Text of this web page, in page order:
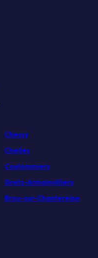
Chessy
Chelles
Coulommiers
Gretz-Armainvilliers
Brou-sur-Chantereine